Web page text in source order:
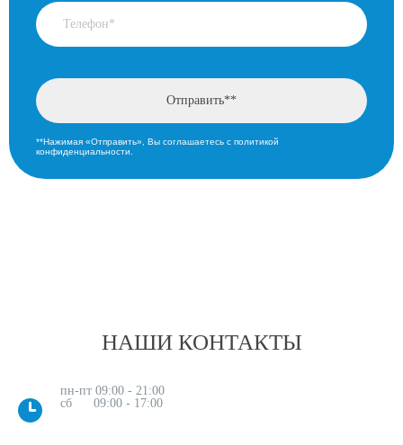
**Нажимая «Отправить», Вы соглашаетесь с политикой
конфиденциальности.
НАШИ КОНТАКТЫ
пн-пт 09:00 - 21:00
сб 09:00 - 17:00